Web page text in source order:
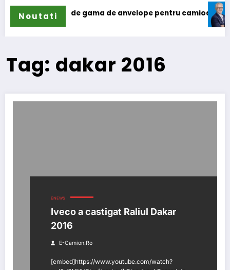
Noutati
își extinde gama de anvelope pentru camioane
Tag: dakar 2016
ENEWS
Iveco a castigat Raliul Dakar
2016
E-Camion.ro
[embed]https://www.youtube.com/watch?